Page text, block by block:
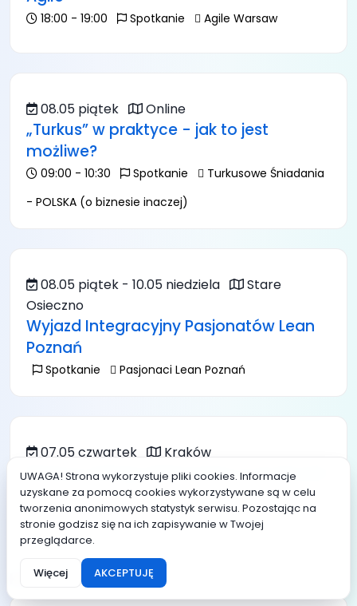
UWAGA! Strona wykorzystuje pliki cookies. Informacje
uzyskane za pomocą cookies wykorzystywane są w celu
tworzenia anonimowych statystyk serwisu. Pozostając na
stronie godzisz się na ich zapisywanie w Twojej
przeglądarce.
Więcej AKCEPTUJĘ
18:00 - 19:00 Spotkanie Agile Warsaw
08.05 piątek Online
„Turkus” w praktyce - jak to jest
możliwe?
09:00 - 10:30 Spotkanie
Turkusowe Śniadania
- POLSKA (o biznesie inaczej)
08.05 piątek - 10.05 niedziela
Stare
Osieczno
Wyjazd Integracyjny Pasjonatów Lean
Poznań
Spotkanie Pasjonaci Lean Poznań
07.05 czwartek Kraków
Meetup AGILEpodWawelem w Krakowie
19:00 - 22:00 Spotkanie Agile pod Wawelem
Kwiecień 2026